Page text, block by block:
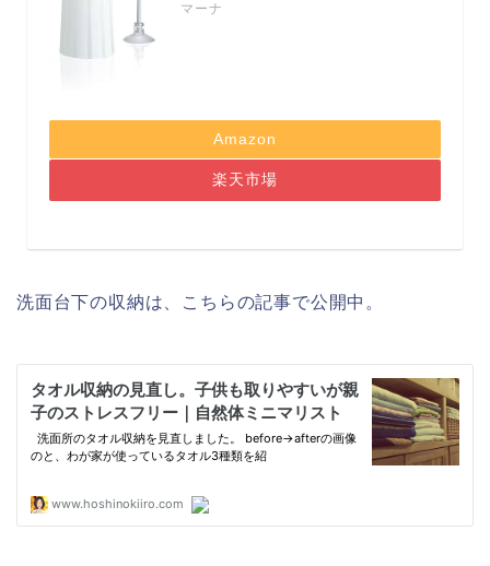
マーナ
Amazon
楽天市場
洗面台下の収納は、こちらの記事で公開中。